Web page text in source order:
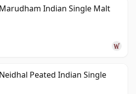
Indian Single Malt
Peated Indian Single